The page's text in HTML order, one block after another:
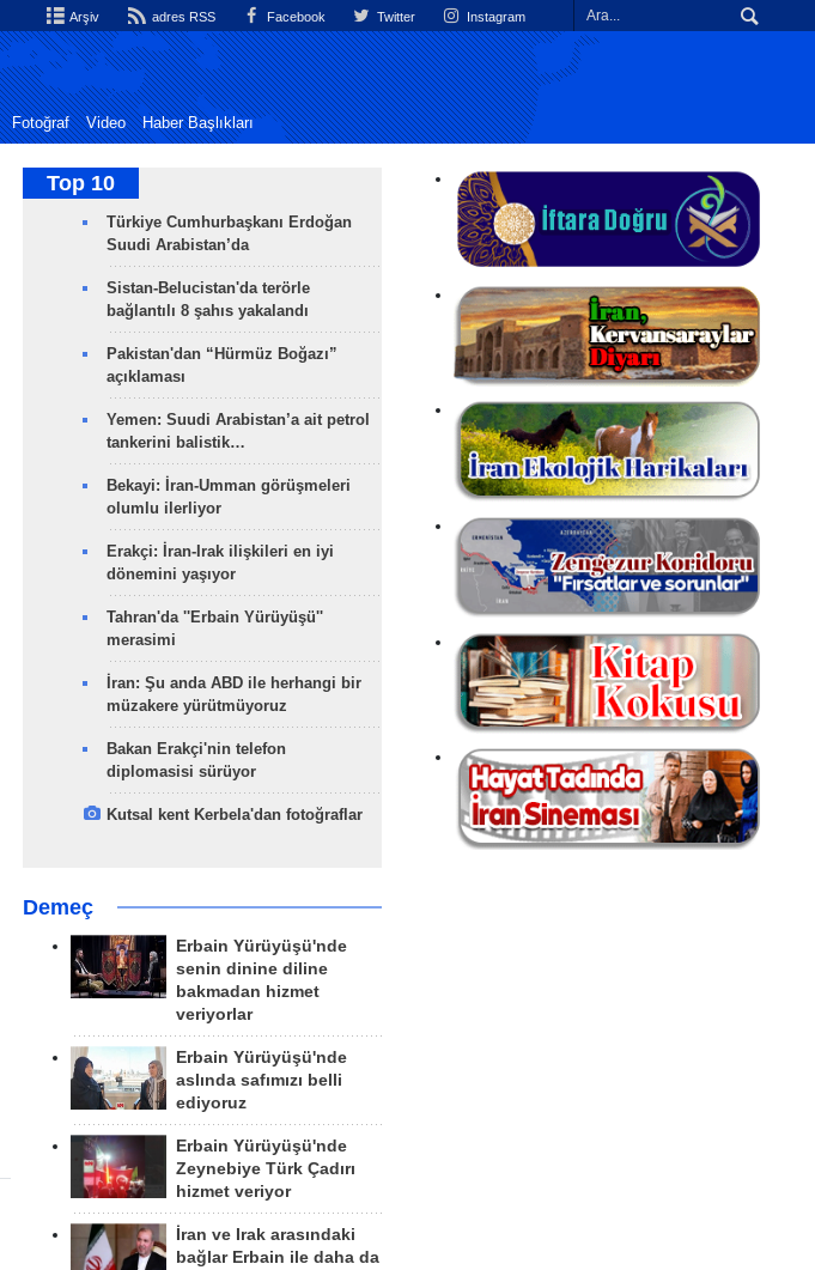
Arşiv adres RSS Facebook Twitter Instagram
Fotoğraf Video Haber Başlıkları
Top 10
Türkiye Cumhurbaşkanı Erdoğan
Suudi Arabistan’da
Sistan-Belucistan'da terörle
bağlantılı 8 şahıs yakalandı
Pakistan'dan “Hürmüz Boğazı”
açıklaması
Yemen: Suudi Arabistan’a ait petrol
tankerini balistik…
Bekayi: İran-Umman görüşmeleri
olumlu ilerliyor
Erakçi: İran-Irak ilişkileri en iyi
dönemini yaşıyor
Tahran'da ''Erbain Yürüyüşü''
merasimi
İran: Şu anda ABD ile herhangi bir
müzakere yürütmüyoruz
Bakan Erakçi'nin telefon
diplomasisi sürüyor
Kutsal kent Kerbela'dan fotoğraflar
Demeç
Erbain Yürüyüşü'nde
senin dinine diline
bakmadan hizmet
veriyorlar
Erbain Yürüyüşü'nde
aslında safımızı belli
ediyoruz
Erbain Yürüyüşü'nde
Zeynebiye Türk Çadırı
hizmet veriyor
İran ve Irak arasındaki
bağlar Erbain ile daha da